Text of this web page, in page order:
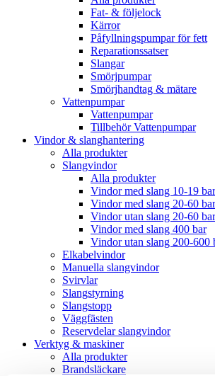
Fat- & följelock
Kärror
Påfyllningspumpar för fett
Reparationssatser
Slangar
Smörjpumpar
Smörjhandtag & mätare
Vattenpumpar
Vattenpumpar
Tillbehör Vattenpumpar
Vindor & slanghantering
Alla produkter
Slangvindor
Alla produkter
Vindor med slang 10-19 bar
Vindor med slang 20-60 bar
Vindor utan slang 20-60 bar
Vindor med slang 400 bar
Vindor utan slang 200-600
Elkabelvindor
Manuella slangvindor
Svirvlar
Slangstyrning
Slangstopp
Väggfästen
Reservdelar slangvindor
Verktyg & maskiner
Alla produkter
Brandsläckare